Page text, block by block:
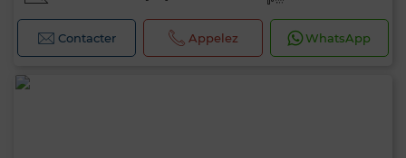
Contacter Appelez WhatsApp